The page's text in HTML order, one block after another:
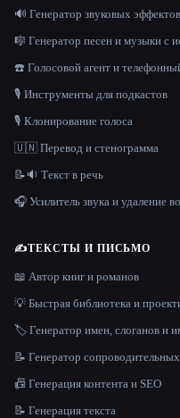
🔊 Генератор звуковых эффектов
🎼 Генератор песен и музыки с
☎️ Голосовой агент и
🎙️ Инструменты для подкастов
🎙️ Клонирование голоса
🇺🇳 Перевод и стенограмма
📝🔉 Текст в речь
🎧 Усилитель звука и удаление
✍️ТЕКСТЫ И ПИСЬМО
📖 Автор книг и романов
💡 Быстрая библиотека и
🏷️ Генератор имен, слоганов и
📝 Генератор
📠 Генерация контента и SEO
📝 Генерация текста